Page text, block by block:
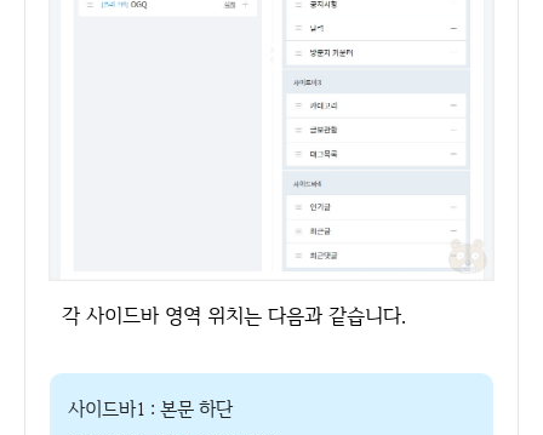
각 사이드바 영역 위치는 다음과 같습니다.
사이드바1 : 본문 하단